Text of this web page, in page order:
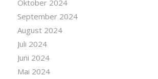
Oktober 2024
September 2024
August 2024
Juli 2024
Juni 2024
Mai 2024